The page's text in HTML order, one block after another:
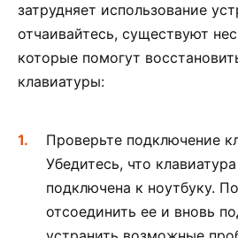
затрудняет использование
отчаивайтесь, существуют
которые помогут
клавиатуры:
Проверьте подключение
Убедитесь, что
подключена к ноутбуку.
отсоединить ее и вновь